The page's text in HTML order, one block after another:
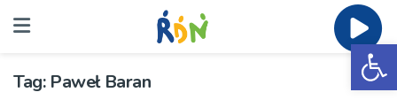
Tag: Paweł Baran